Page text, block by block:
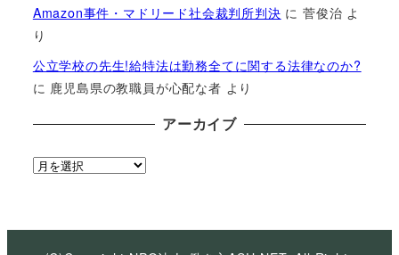
Amazon事件・マドリード社会裁判所判決 に菅俊治 よ
り
公立学校の先生!給特法は勤務全てに関する法律なのか?
に 鹿児島県の教職員が心配な者 より
アーカイブ
ア
イ